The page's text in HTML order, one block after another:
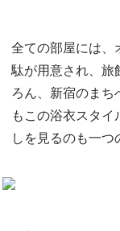
全ての部屋には、
駄が用意され、旅
ろん、新宿のまち
もこの浴衣スタ
しを見るのも一つ